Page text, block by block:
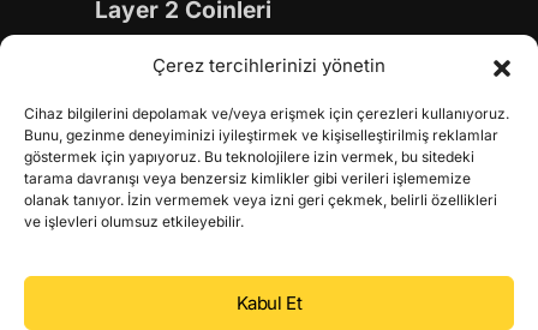
Çerez tercihlerinizi yönetin
Cihaz bilgilerini depolamak ve/veya erişmek için çerezleri kullanıyoruz.
Bunu, gezinme deneyiminizi iyileştirmek ve kişiselleştirilmiş reklamlar
göstermek için yapıyoruz. Bu teknolojilere izin vermek, bu sitedeki
tarama davranışı veya benzersiz kimlikler gibi verileri işlememize
olanak tanıyor. İzin vermemek veya izni geri çekmek, belirli özellikleri
ve işlevleri olumsuz etkileyebilir.
Kabul Et
Layer 2 Coinleri
Yapay Zeka (AI) Coinleri
Gaming Coinleri
RWA Coinleri
DeFi Coinleri
DePIN Coinleri
Metaverse Coinleri